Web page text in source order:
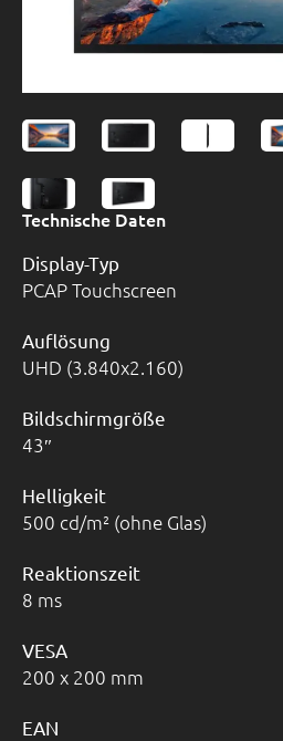
Technische Daten
Display-Typ
PCAP Touchscreen
Auflösung
UHD (3.840x2.160)
Bildschirmgröße
43
Helligkeit
500 cd/m² (ohne Glas)
Reaktionszeit
8 ms
VESA
200 x 200 mm
EAN